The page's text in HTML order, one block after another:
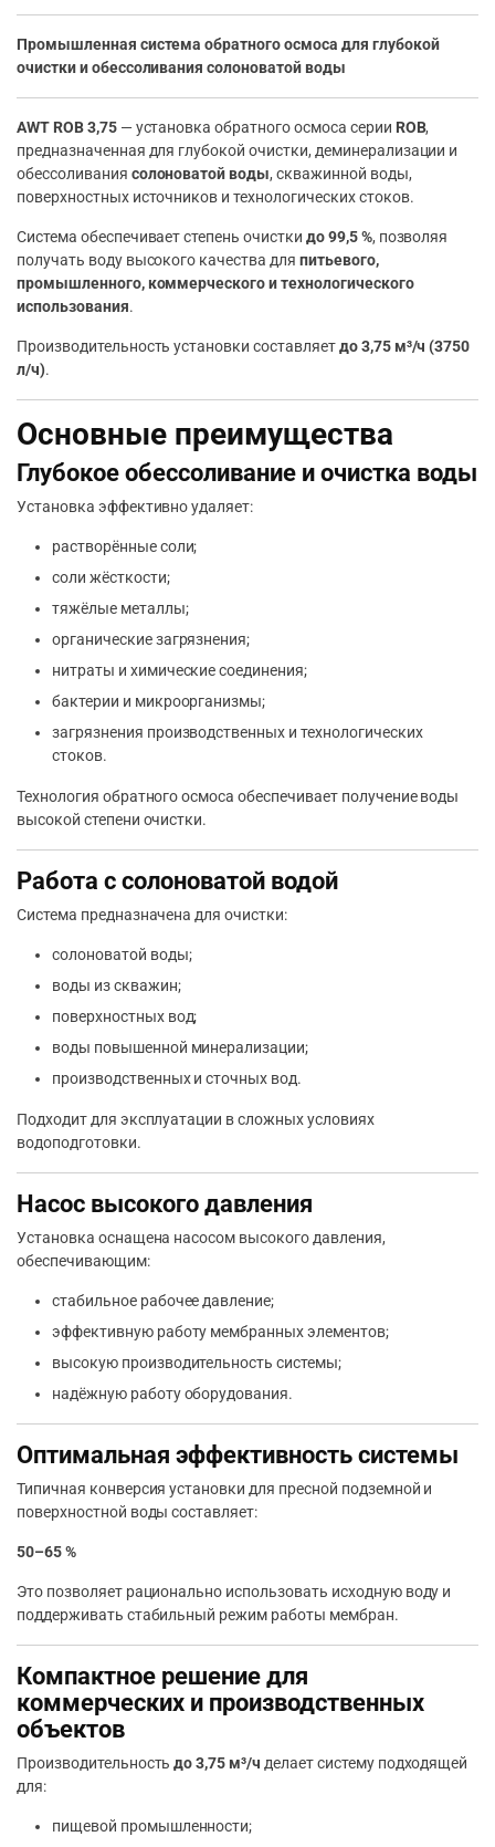
Промышленная система обратного осмоса для глубокой
очистки и обессоливания солоноватой воды
AWT ROB 3,75— установка обратного осмоса серии ROB,
предназначенная для глубокой очистки, деминерализации и
обессоливания солоноватой воды, скважинной воды,
поверхностных источников и технологических стоков.
Система обеспечивает степень очистки до 99,5 %, позволяя
получать воду высокого качества для питьевого,
промышленного, коммерческого и технологического
использования.
Производительность установки составляетдо 3,75 м³/ч (3750
л/ч).
Основные преимущества
Глубокое обессоливание и очистка воды
Установка эффективно удаляет:
растворённые соли;
соли жёсткости;
тяжёлые металлы;
органические загрязнения;
нитраты и химические соединения;
бактерии и микроорганизмы;
загрязнения производственных и технологических
стоков.
Технология обратного осмоса обеспечивает получение воды
высокой степени очистки.
Работа с солоноватой водой
Система предназначена для очистки:
солоноватой воды;
воды из скважин;
поверхностных вод;
воды повышенной минерализации;
производственных и сточных вод.
Подходит для эксплуатации в сложных условиях
водоподготовки.
Насос высокого давления
Установка оснащена насосом высокого давления,
обеспечивающим:
стабильное рабочее давление;
эффективную работу мембранных элементов;
высокую производительность системы;
надёжную работу оборудования.
Оптимальная эффективность системы
Типичная конверсия установки для пресной подземной и
поверхностной воды составляет:
50–65 %
Это позволяет рационально использовать исходную воду и
поддерживать стабильный режим работы мембран.
Компактное решение для
коммерческих и производственных
объектов
Производительностьдо 3,75 м³/ч делает систему подходящей
для:
пищевой промышленности;